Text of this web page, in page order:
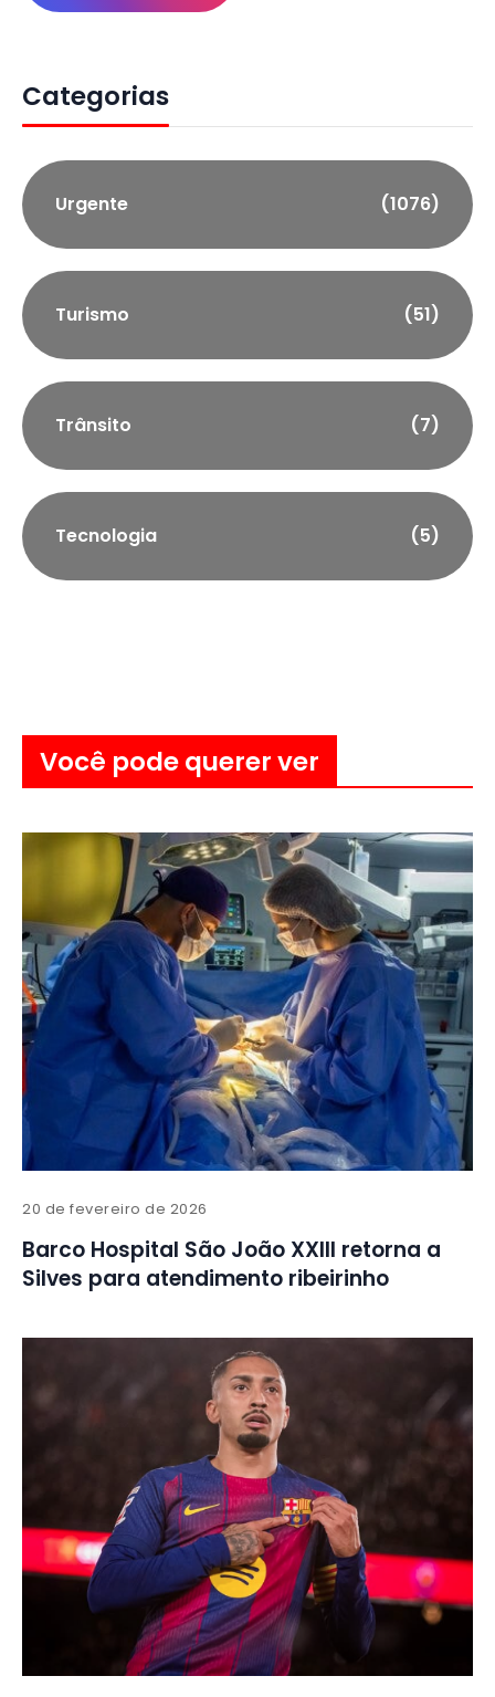
Categorias
Urgente (1076)
Turismo (51)
Trânsito (7)
Tecnologia (5)
Você pode querer ver
20 de fevereiro de 2026
Barco Hospital São João XXIII retorna a
Silves para atendimento ribeirinho